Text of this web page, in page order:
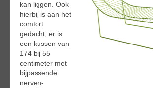
kan liggen. Ook
hierbij is aan het
comfort
gedacht, er is
een kussen van
174 bij 55
centimeter met
bijpassende
nerven-